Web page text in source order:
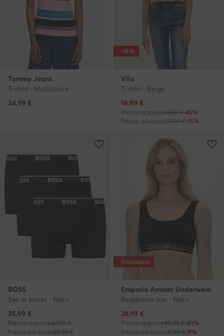
Tommy Jeans
T-shirt · Multicolore
34,99 €
-15%
Vila
T-shirt · Beige
Prezzo attuale
16,99 €
Prezzo regolare31,00 €-45%
Prezzo più basso19,99 €-15%
BOSS
Set di boxer · Nero
Prezzo attuale
35,99 €
Prezzo regolare42,95 €
Prezzo più basso32,99 €
Occasione
Emporio Armani Underwear
Reggiseno top · Nero
Prezzo attuale
28,99 €
Prezzo regolare49,95 €-41%
Prezzo più basso31,99 €-9%